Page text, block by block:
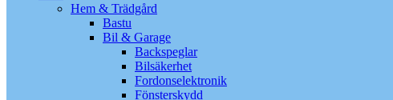
Hem & Trädgård
Bastu
Bil & Garage
Backspeglar
Bilsäkerhet
Fordonselektronik
Fönsterskydd